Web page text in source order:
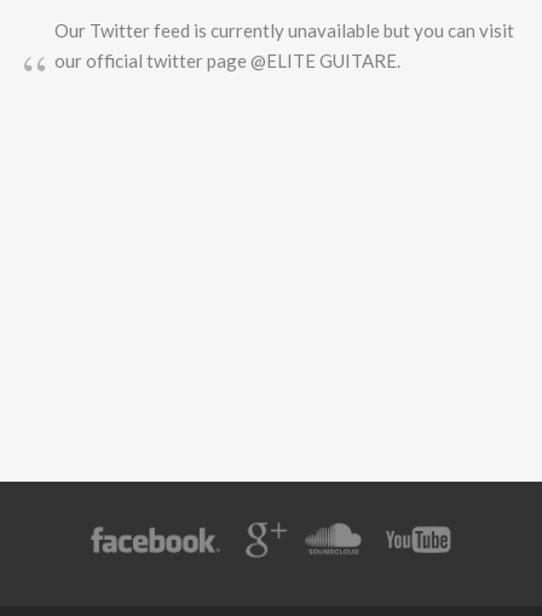
Our Twitter feed is currently unavailable but you can visit
our official twitter page @ELITE GUITARE.